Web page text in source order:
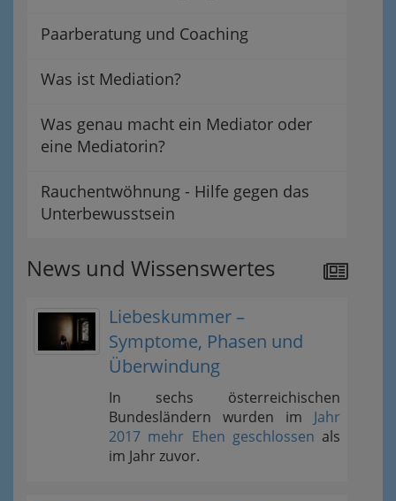
Paarberatung und Coaching
Was ist Mediation?
Was genau macht ein Mediator oder
eine Mediatorin?
Rauchentwöhnung - Hilfe gegen das
Unterbewusstsein
News und Wissenswertes
Liebeskummer –
Symptome, Phasen und
Überwindung
In sechs österreichischen
Bundesländern wurden im Jahr
2017 mehr Ehen geschlossen als
im Jahr zuvor.